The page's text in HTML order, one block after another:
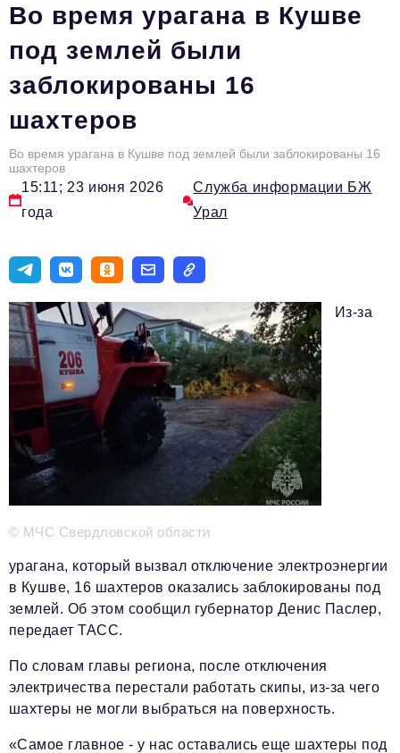
Технологии и тренды
Ниши и рынки
Цитаты
Туризм
Новости
Импортозамещение
ИННОПРОМ
Топ-100 влиятельных людей Свердловской области
Видео
ТОП-100 влиятельных людей — 2025
Телефон редакции:+7 495 727-01-67
Электронные почты редакции:
Информационный отдел
info@business-magazine.online
Отдел рекламы
podpiska@business-magazine.online
Отдел по работе с партнерами
partner@business-magazine.online
Во время урагана в Кушве
под землей были
заблокированы 16
шахтеров
Во время урагана в Кушве под землей были заблокированы 16
шахтеров
15:11; 23 июня 2026
года
Служба информации БЖ
Урал
© МЧС Свердловской области
Из-за
урагана, который вызвал отключение электроэнергии
в Кушве, 16 шахтеров оказались заблокированы под
землей. Об этом сообщил губернатор Денис Паслер,
передает ТАСС.
По словам главы региона, после отключения
электричества перестали работать скипы, из-за чего
шахтеры не могли выбраться на поверхность.
«Самое главное - у нас оставались еще шахтеры под